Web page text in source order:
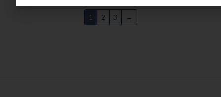
1 2 3 →